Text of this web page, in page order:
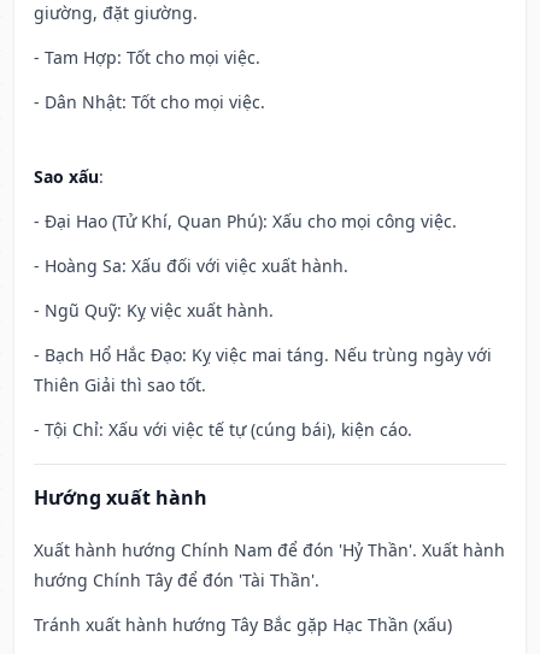
giường, đặt giường.
- Tam Hợp: Tốt cho mọi việc.
- Dân Nhật: Tốt cho mọi việc.
Sao xấu:
- Đại Hao (Tử Khí, Quan Phú): Xấu cho mọi công việc.
- Hoàng Sa: Xấu đối với việc xuất hành.
- Ngũ Quỹ: Kỵ việc xuất hành.
- Bạch Hổ Hắc Đạo: Kỵ việc mai táng. Nếu trùng ngày với
Thiên Giải thì sao tốt.
- Tội Chỉ: Xấu với việc tế tự (cúng bái), kiện cáo.
Hướng xuất hành
Xuất hành hướng Chính Nam để đón 'Hỷ Thần'. Xuất hành
hướng Chính Tây để đón 'Tài Thần'.
Tránh xuất hành hướng Tây Bắc gặp Hạc Thần (xấu)